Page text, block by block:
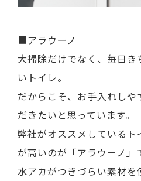
■アラウーノ
大掃除だけでなく、毎日き
いトイレ。
だからこそ、お手入れしや
だきたいと思っています。
弊社がオススメしているト
が高いのが「アラウーノ」
水アカがつきづらい素材を